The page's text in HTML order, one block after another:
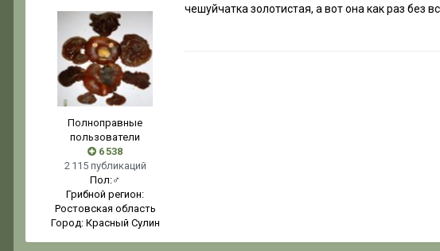
Полноправные
пользователи
6 538
2 115 публикаций
Пол:♂
Грибной регион:
Ростовская область
Город: Красный Сулин
чешуйчатка золотистая, а вот она как раз без